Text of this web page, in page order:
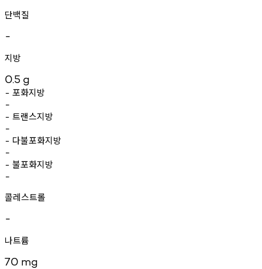
단백질
-
지방
0.5 g
- 포화지방
-
- 트랜스지방
-
- 다불포화지방
-
- 불포화지방
-
콜레스트롤
-
나트륨
70 mg